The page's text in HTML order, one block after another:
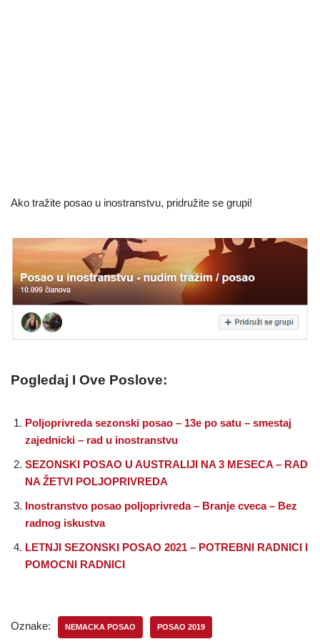
Ako tražite posao u inostranstvu, pridružite se grupi!
Pogledaj I Ove Poslove:
Poljoprivreda sezonski posao – 13e po satu – smestaj
zajednicki – rad u inostranstvu
SEZONSKI POSAO U AUSTRALIJI NA 3 MESECA – RAD
NA ŽETVI POLJOPRIVREDA
Inostranstvo posao poljoprivreda – Branje cveca – Bez
radnog iskustva
LETNJI SEZONSKI POSAO 2021 – POTREBNI RADNICI I
POMOCNI RADNICI
Oznake: NEMACKA POSAO POSAO 2019